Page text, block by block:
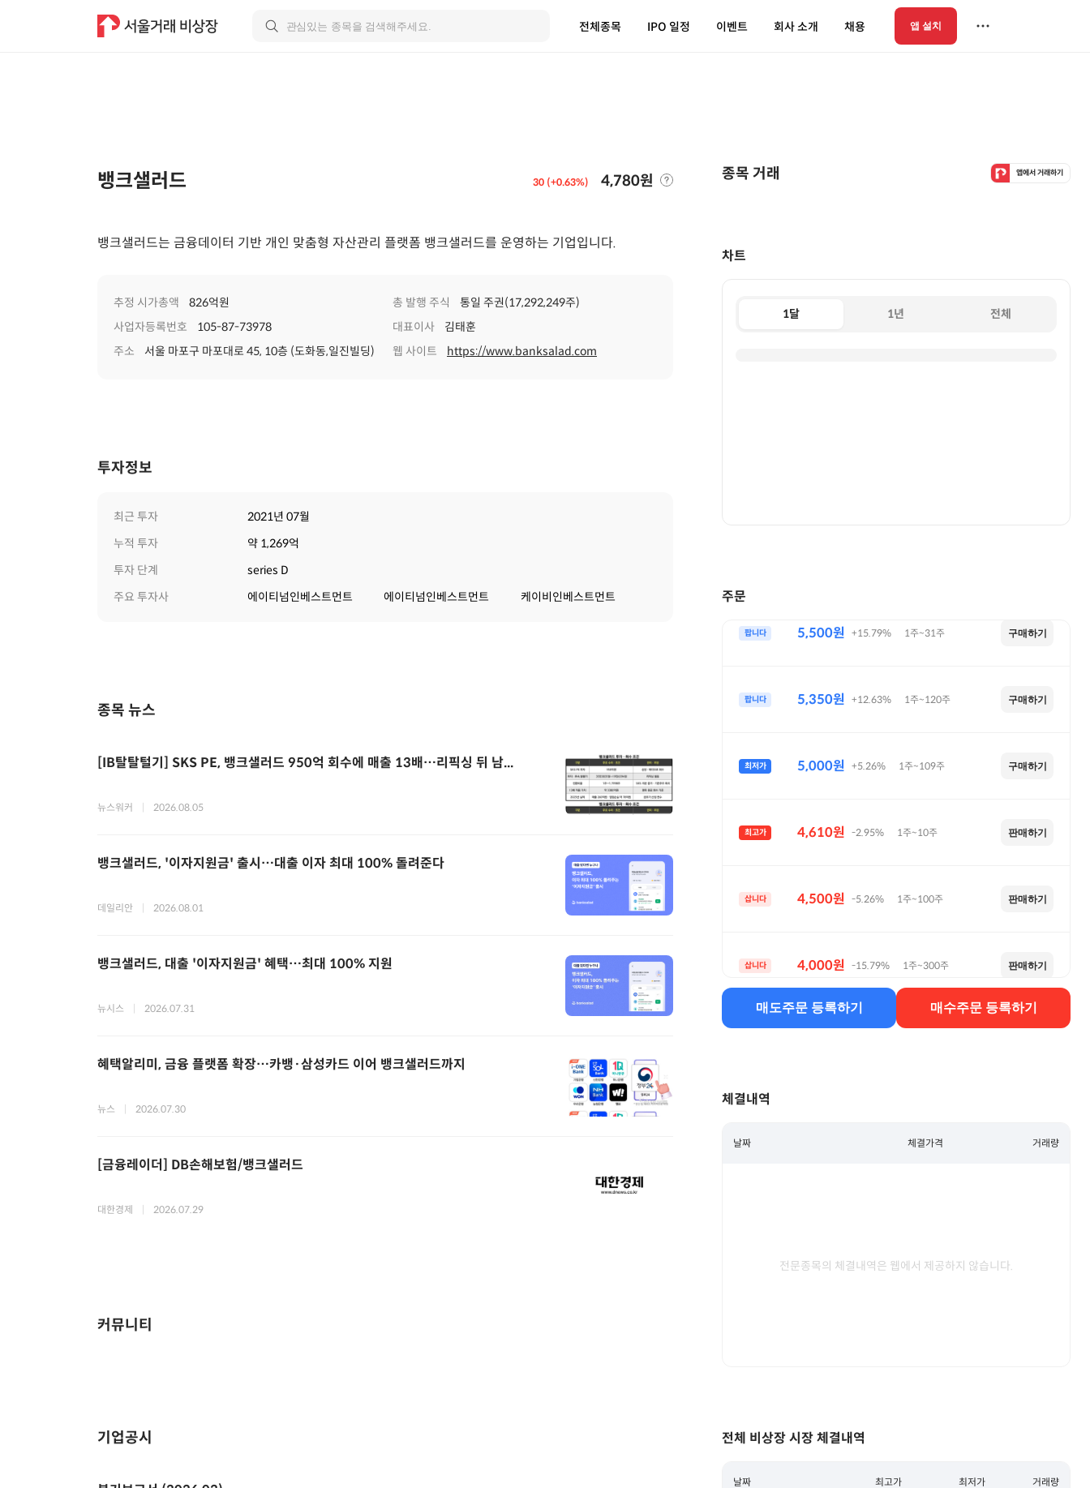
전체종목 IPO 일정 이벤트 회사 소개 채용 앱 설치
뱅크샐러드 30 (+0.63%) 4,780원
뱅크샐러드는 금융데이터 기반 개인 맞춤형 자산관리 플랫폼 뱅크샐러드를 운영하는 기업입니다.
추정 시가총액 826억원 총 발행 주식
통일 주권(17,292,249주)
사업자등록번호
105-87-73978 대표이사
김태훈
주소
서울 마포구 마포대로 45, 10층 (도화동,일진빌딩) 웹 사이트 https://www.banksalad.com
투자정보
최근 투자
2021년 07월
누적 투자
약 1,269억
투자 단계
series D
주요 투자사
에이티넘인베스트먼트 에이티넘인베스트먼트 케이비인베스트먼트
종목 뉴스
[IB탈탈털기] SKS PE, 뱅크샐러드 950억 회수에 매출 13배…리픽싱 뒤 남...
뉴스워커 2026.08.05
뱅크샐러드, '이자지원금' 출시…대출 이자 최대 100% 돌려준다
데일리안 2026.08.01
뱅크샐러드, 대출 '이자지원금' 혜택…최대 100% 지원
뉴시스 2026.07.31
혜택알리미, 금융 플랫폼 확장…카뱅·삼성카드 이어 뱅크샐러드까지
뉴스 2026.07.30
[금융레이더] DB손해보험/뱅크샐러드
대한경제 2026.07.29
커뮤니티
기업공시
종목 거래 앱에서 거래하기
차트
1달 1년 전체
주문
팝니다 5,500원 +15.79% 1주~31주 구매하기
팝니다 5,350원 +12.63% 1주~120주 구매하기
최저가 5,000원 +5.26% 1주~109주 구매하기
최고가 4,610원 -2.95% 1주~10주 판매하기
삽니다 4,500원 -5.26% 1주~100주 판매하기
삽니다 4,000원 -15.79% 1주~300주 판매하기
삽니다 4,000원 -15.79% 1주~70주
매도주문 등록하기 매수주문 등록하기
체결내역
날짜 체결가격 거래량
전문종목의 체결내역은 웹에서 제공하지 않습니다.
전체 비상장 시장 체결내역
날짜 최고가 최저가 거래량